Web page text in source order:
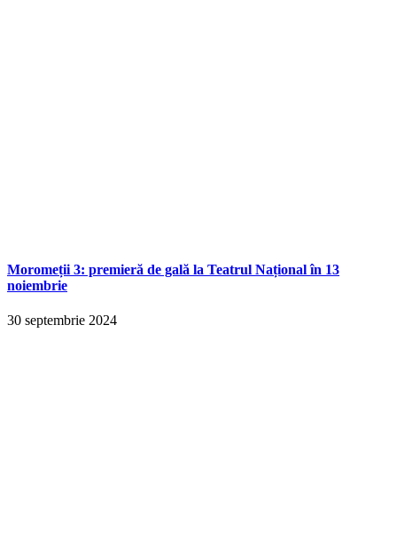
Moromeții 3: premieră de gală la Teatrul Național în 13
noiembrie
30 septembrie 2024